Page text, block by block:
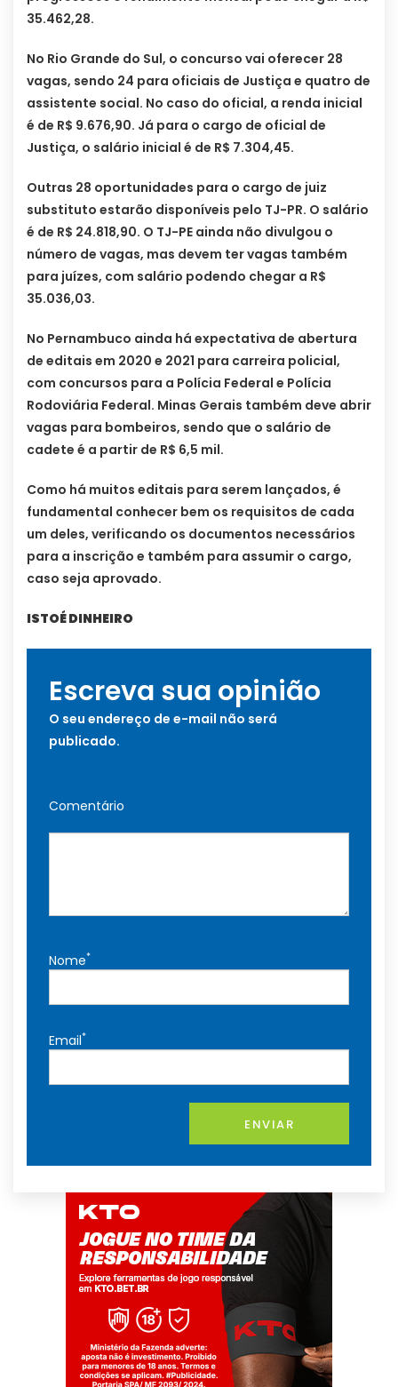
35.462,28.
No Rio Grande do Sul, o concurso vai oferecer 28
vagas, sendo 24 para oficiais de Justiça e quatro de
assistente social. No caso do oficial, a renda inicial
é de R$ 9.676,90. Já para o cargo de oficial de
Justiça, o salário inicial é de R$ 7.304,45.
Outras 28 oportunidades para o cargo de juiz
substituto estarão disponíveis pelo TJ-PR. O salário
é de R$ 24.818,90. O TJ-PE ainda não divulgou o
número de vagas, mas devem ter vagas também
para juízes, com salário podendo chegar a R$
35.036,03.
No Pernambuco ainda há expectativa de abertura
de editais em 2020 e 2021 para carreira policial,
com concursos para a Polícia Federal e Polícia
Rodoviária Federal. Minas Gerais também deve abrir
vagas para bombeiros, sendo que o salário de
cadete é a partir de R$ 6,5 mil.
Como há muitos editais para serem lançados, é
fundamental conhecer bem os requisitos de cada
um deles, verificando os documentos necessários
para a inscrição e também para assumir o cargo,
caso seja aprovado.
ISTOÉ DINHEIRO
Escreva sua opinião
O seu endereço de e-mail não será
publicado.
Comentário
Nome*
Email*
ENVIAR